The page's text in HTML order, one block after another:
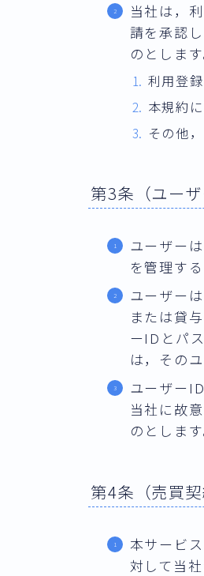
当社は，
請を承認
のとします
利用登
本規約
その他
第3条（ユー
ユーザー
を管理す
ユーザー
または貸
ーIDとパ
は，その
ユーザー
当社に故
のとします
第4条（売買契
本サービ
対して当